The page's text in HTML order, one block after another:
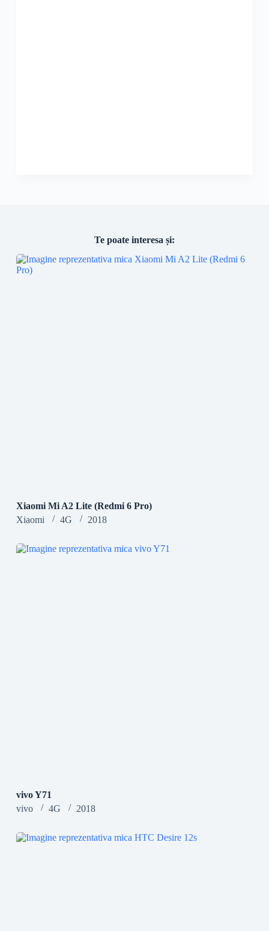
Te poate interesa și:
Xiaomi Mi A2 Lite (Redmi 6 Pro)
Xiaomi
4G 2018
vivo Y71
vivo
4G 2018